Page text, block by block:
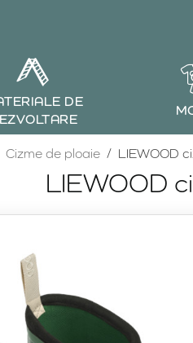
DE
LIEWOOD
Cizme de ploaie LIEWOOD